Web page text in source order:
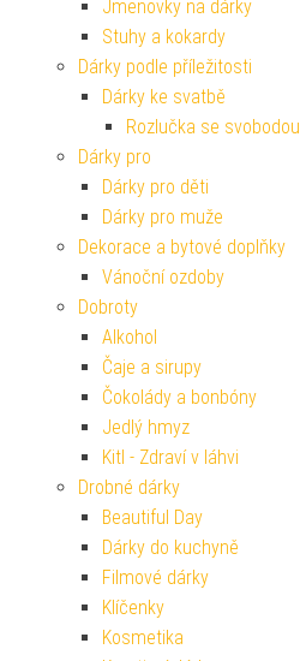
Jmenovky na dárky
Stuhy a kokardy
Dárky podle příležitosti
Dárky ke svatbě
Rozlučka se svobodou
Dárky pro
Dárky pro děti
Dárky pro muže
Dekorace a bytové doplňky
Vánoční ozdoby
Dobroty
Alkohol
Čaje a sirupy
Čokolády a bonbóny
Jedlý hmyz
Kitl - Zdraví v láhvi
Drobné dárky
Beautiful Day
Dárky do kuchyně
Filmové dárky
Klíčenky
Kosmetika